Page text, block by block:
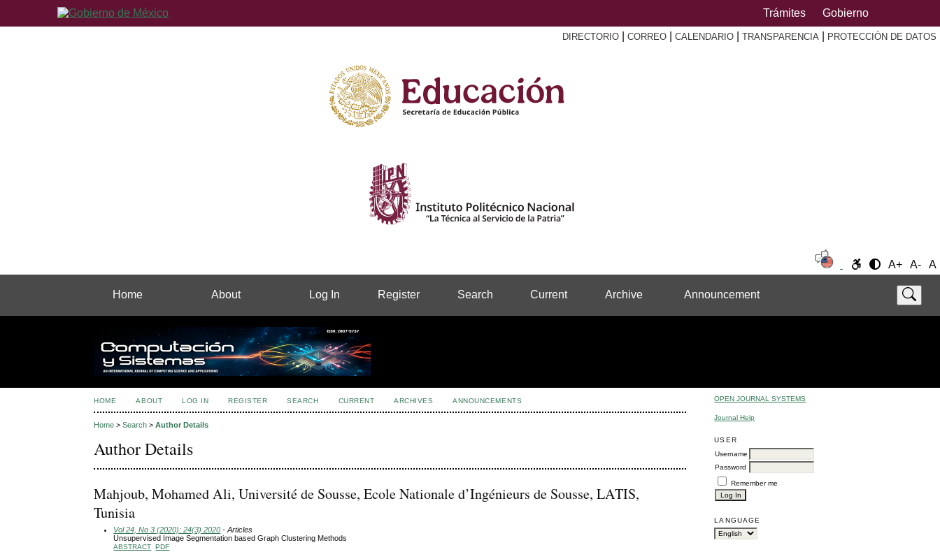
Trámites Gobierno
DIRECTORIO CORREO CALENDARIO TRANSPARENCIA PROTECCIÓN DE DATOS
A+ A- A
Home About Log In Register Search Current Archive Announcement
OPEN JOURNAL SYSTEMS
Journal Help
USER
Username
Password
Remember me
LANGUAGE
HOME ABOUT LOG IN REGISTER SEARCH CURRENT ARCHIVES ANNOUNCEMENTS
Home >Search >Author Details
Author Details
Mahjoub, Mohamed Ali, Université de Sousse, Ecole Nationale d’Ingénieurs de Sousse, LATIS,
Tunisia
Vol 24, No 3 (2020): 24(3) 2020 - Articles
Unsupervised Image Segmentation based Graph Clustering Methods
ABSTRACT PDF